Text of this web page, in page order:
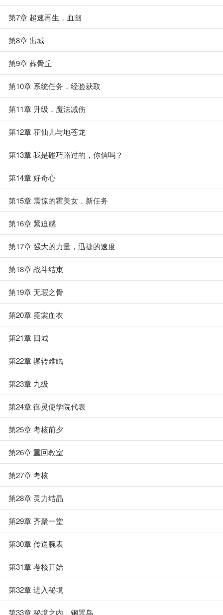
第7章 超速再生，血幽
第8章 出城
第9章 葬骨丘
第10章 系统任务，经验获取
第11章 升级，魔法减伤
第12章 霍仙儿与地苍龙
第13章 我是碰巧路过的，你信吗？
第14章 好奇心
第15章 震惊的霍美女，新任务
第16章 紧迫感
第17章 强大的力量，迅捷的速度
第18章 战斗结束
第19章 无瑕之骨
第20章 霓裳血衣
第21章 回城
第22章 辗转难眠
第23章 九级
第24章 御灵使学院代表
第25章 考核前夕
第26章 重回教室
第27章 考核
第28章 灵力结晶
第29章 齐聚一堂
第30章 传送腕表
第31章 考核开始
第32章 进入秘境
第33章 秘境之内，钢翼鸟